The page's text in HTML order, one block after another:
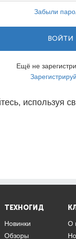
Забыли
ВОЙТИ
Ещё не
используя
ТЕХНОГИД
Новинки
Обзоры
О